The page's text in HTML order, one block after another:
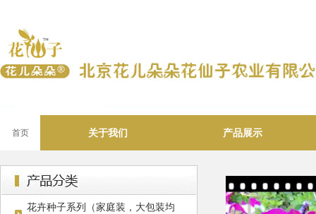
首页 关于我们 产品展示
花卉种子系列（家庭装，大包装均